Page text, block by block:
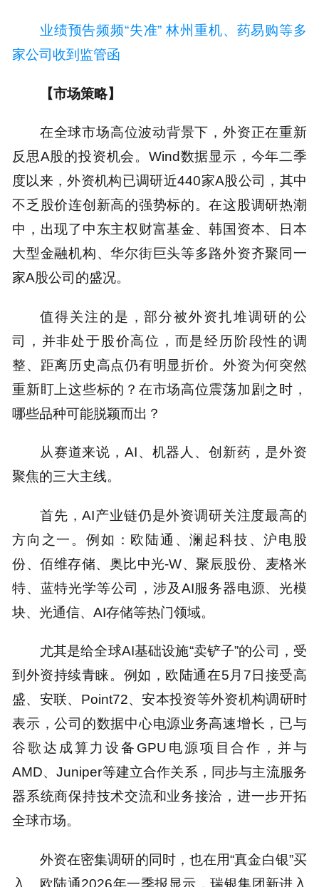
业绩预告频频“失准” 林州重机、药易购等多
家公司收到监管函
【市场策略】
在全球市场高位波动背景下，外资正在重新
反思A股的投资机会。Wind数据显示，今年二季
度以来，外资机构已调研近440家A股公司，其中
不乏股价连创新高的强势标的。在这股调研热潮
中，出现了中东主权财富基金、韩国资本、日本
大型金融机构、华尔街巨头等多路外资齐聚同一
家A股公司的盛况。
值得关注的是，部分被外资扎堆调研的公
司，并非处于股价高位，而是经历阶段性的调
整、距离历史高点仍有明显折价。外资为何突然
重新盯上这些标的？在市场高位震荡加剧之时，
哪些品种可能脱颖而出？
从赛道来说，AI、机器人、创新药，是外资
聚焦的三大主线。
首先，AI产业链仍是外资调研关注度最高的
方向之一。例如：欧陆通、澜起科技、沪电股
份、佰维存储、奥比中光-W、聚辰股份、麦格米
特、蓝特光学等公司，涉及AI服务器电源、光模
块、光通信、AI存储等热门领域。
尤其是给全球AI基础设施“卖铲子”的公司，受
到外资持续青睐。例如，欧陆通在5月7日接受高
盛、安联、Point72、安本投资等外资机构调研时
表示，公司的数据中心电源业务高速增长，已与
谷歌达成算力设备GPU电源项目合作，并与
AMD、Juniper等建立合作关系，同步与主流服务
器系统商保持技术交流和业务接洽，进一步开拓
全球市场。
外资在密集调研的同时，也在用“真金白银”买
入。欧陆通2026年一季报显示，瑞银集团新进入